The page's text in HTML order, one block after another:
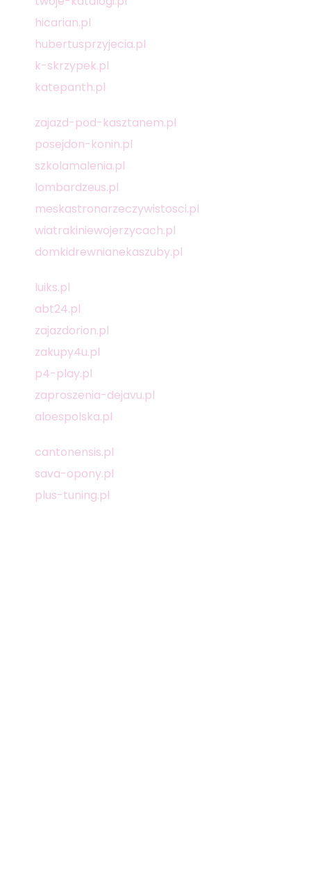
hicarian.pl
hubertusprzyjecia.pl
k-skrzypek.pl
katepanth.pl
zajazd-pod-kasztanem.pl
posejdon-konin.pl
szkolamalenia.pl
lombardzeus.pl
meskastronarzeczywistosci.pl
wiatrakiniewojerzycach.pl
domkidrewnianekaszuby.pl
luiks.pl
abt24.pl
zajazdorion.pl
zakupy4u.pl
p4-play.pl
zaproszenia-dejavu.pl
aloespolska.pl
cantonensis.pl
sava-opony.pl
plus-tuning.pl